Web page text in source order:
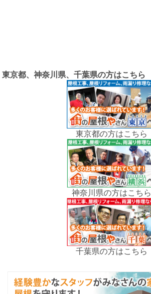
東京都、神奈川県、千葉県の方はこちら
東京都の方はこちら
神奈川県の方はこちら
千葉県の方はこちら